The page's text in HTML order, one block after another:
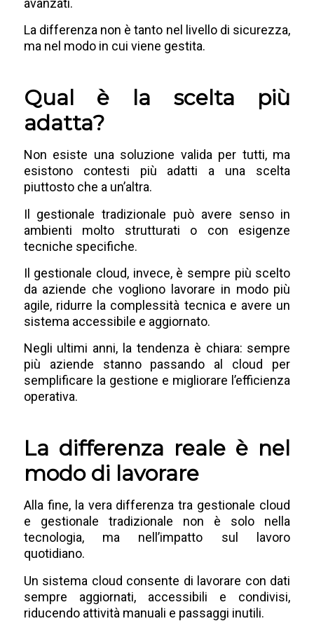
La differenza non è tanto nel livello di sicurezza,
ma nel modo in cui viene gestita.
Qual è la scelta più
adatta?
Non esiste una soluzione valida per tutti, ma
esistono contesti più adatti a una scelta
piuttosto che a un’altra.
Il gestionale tradizionale può avere senso in
ambienti molto strutturati o con esigenze
tecniche specifiche.
Il gestionale cloud, invece, è sempre più scelto
da aziende che vogliono lavorare in modo più
agile, ridurre la complessità tecnica e avere un
sistema accessibile e aggiornato.
Negli ultimi anni, la tendenza è chiara: sempre
più aziende stanno passando al cloud per
semplificare la gestione e migliorare l’efficienza
operativa.
La differenza reale è nel
modo di lavorare
Alla fine, la vera differenza tra gestionale cloud
e gestionale tradizionale non è solo nella
tecnologia, ma nell’impatto sul lavoro
quotidiano.
Un sistema cloud consente di lavorare con dati
sempre aggiornati, accessibili e condivisi,
riducendo attività manuali e passaggi inutili.